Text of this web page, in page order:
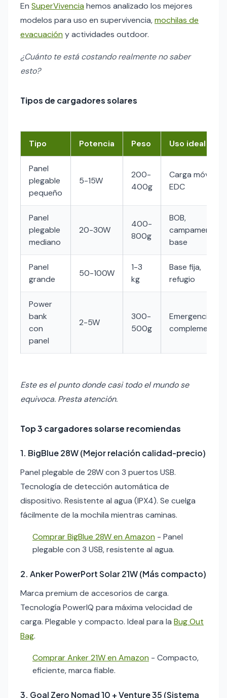
En SuperVivencia hemos analizado los mejores
modelos para uso en supervivencia,mochilas de
evacuación y actividades outdoor.
¿Cuánto te está costando realmente no saber
esto?
Tipos de cargadores solares
Tipo Potencia Peso Uso ideal
Panel
plegable
pequeño
5-15W
200-
400g
Carga móvil,
EDC
Panel
plegable
mediano
20-30W
400-
800g
BOB,
campamento
base
Panel
grande
50-100W
1-3
kg
Base fija,
refugio
Power
bank
con
panel
2-5W
300-
500g
Emergencia,
complemento
Este es el punto donde casi todo el mundo se
equivoca. Presta atención.
Top 3 cargadores solarse recomiendas
1. BigBlue 28W (Mejor relación calidad-precio)
Panel plegable de 28W con 3 puertos USB.
Tecnología de detección automática de
dispositivo. Resistente al agua (IPX4). Se cuelga
fácilmente de la mochila mientras caminas.
Comprar BigBlue 28W en Amazon - Panel
plegable con 3 USB, resistente al agua.
2. Anker PowerPort Solar 21W (Más compacto)
Marca premium de accesorios de carga.
Tecnología PowerIQ para máxima velocidad de
carga. Plegable y compacto. Ideal para la Bug Out
Bag.
Comprar Anker 21W en Amazon - Compacto,
eficiente, marca fiable.
3. Goal Zero Nomad 10 + Venture 35 (Sistema